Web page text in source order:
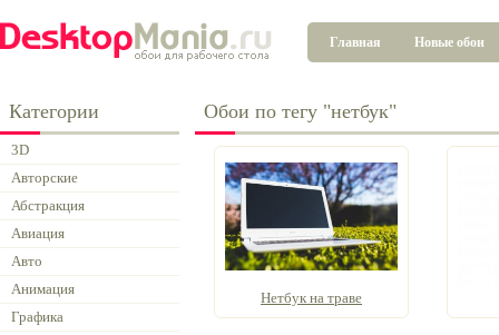
Главная Новые обои
Категории
3D
Авторские
Абстракция
Авиация
Авто
Анимация
Графика
Обои по тегу "нетбук"
Нетбук на траве